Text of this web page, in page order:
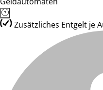
Zusätzliches Entgelt je